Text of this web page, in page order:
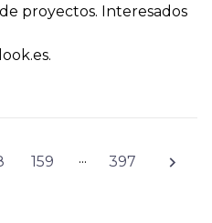
proyectos. Interesados
159 ... 397